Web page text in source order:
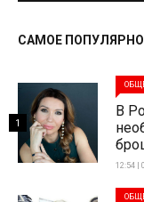
САМОЕ
В
12:54 |
1